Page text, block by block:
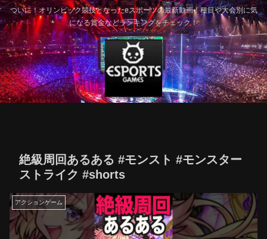
ついに！オリンピック競技となったeスポーツの最新動画！種目や大会別に気
になる賞金などランキングをチェック！
絶級周回あるある #モンスト #モンスター
ストライク #shorts
アクションゲーム